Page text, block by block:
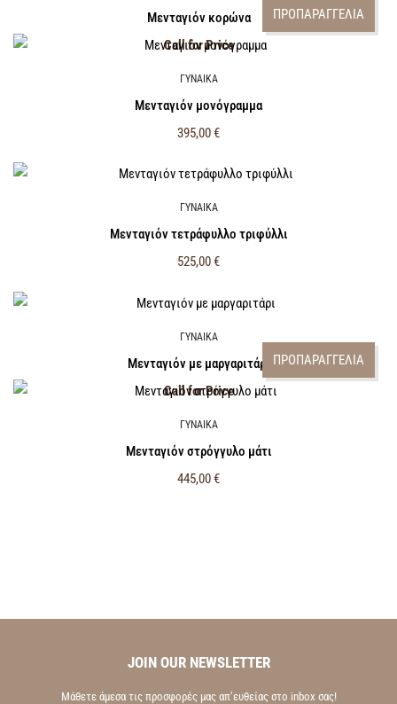
ΠΡΟΠΑΡΑΓΓΕΛΙΑ
Μενταγιόν κορώνα
Call for Price
ΓΥΝΑΙΚΑ
Μενταγιόν μονόγραμμα
395,00€
ΓΥΝΑΙΚΑ
Μενταγιόν τετράφυλλο τριφύλλι
525,00€
ΠΡΟΠΑΡΑΓΓΕΛΙΑ
ΓΥΝΑΙΚΑ
Μενταγιόν με μαργαριτάρι
Call for Price
ΓΥΝΑΙΚΑ
Μενταγιόν στρόγγυλο μάτι
445,00€
JOIN OUR NEWSLETTER
Μάθετε άμεσα τις προσφορές μας απ’ευθείας στο inbox σας!